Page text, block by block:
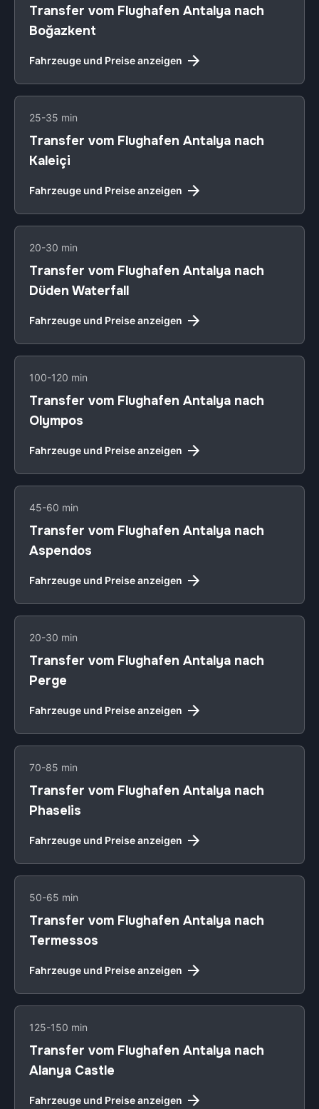
Transfer vom Flughafen Antalya nach
Boğazkent
Fahrzeuge und Preise anzeigen
25-35 min
Transfer vom Flughafen Antalya nach
Kaleiçi
Fahrzeuge und Preise anzeigen
20-30 min
Transfer vom Flughafen Antalya nach
Düden Waterfall
Fahrzeuge und Preise anzeigen
100-120 min
Transfer vom Flughafen Antalya nach
Olympos
Fahrzeuge und Preise anzeigen
45-60 min
Transfer vom Flughafen Antalya nach
Aspendos
Fahrzeuge und Preise anzeigen
20-30 min
Transfer vom Flughafen Antalya nach
Perge
Fahrzeuge und Preise anzeigen
70-85 min
Transfer vom Flughafen Antalya nach
Phaselis
Fahrzeuge und Preise anzeigen
50-65 min
Transfer vom Flughafen Antalya nach
Termessos
Fahrzeuge und Preise anzeigen
125-150 min
Transfer vom Flughafen Antalya nach
Alanya Castle
Fahrzeuge und Preise anzeigen